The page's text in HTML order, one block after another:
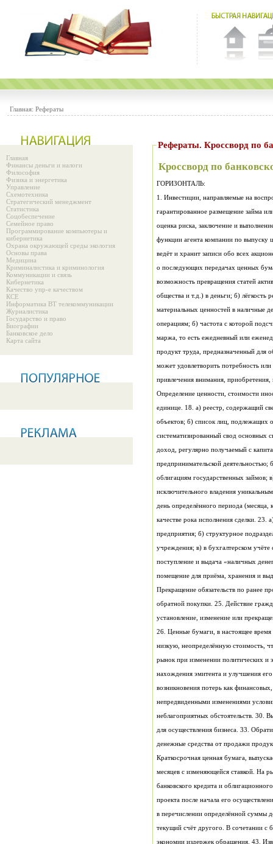
Главная: Рефераты
Главная
Финансы деньги и налоги
Философия
Физика и энергетика
Управление
Схемотехника
Стратегический менеджмент
Статистика
Соцобеспечение
Семейное право
Программирование компьютеры и
кибернетика
Охрана окружающей среды экология
Основы права
Медицина
Криминалистика и криминология
Коммуникации и связь
Кибернетика
Качество упр-е качеством
КСЕ
Информатика ВТ телекоммуникации
Журналистика
Государство и право
Биографии
Банковское дело
Карта сайта
Рефераты. Кроссворд по
Кроссворд по
ГОРИЗОНТАЛЬ: